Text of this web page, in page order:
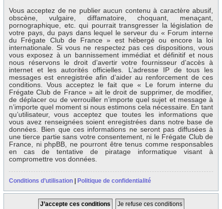
Vous acceptez de ne publier aucun contenu à caractère abusif,
obscène, vulgaire, diffamatoire, choquant, menaçant,
pornographique, etc. qui pourrait transgresser la législation de
votre pays, du pays dans lequel le serveur du « Forum interne
du Frégate Club de France » est hébergé ou encore la loi
internationale. Si vous ne respectez pas ces dispositions, vous
vous exposez à un bannissement immédiat et définitif et nous
nous réservons le droit d’avertir votre fournisseur d’accès à
internet et les autorités officielles. L’adresse IP de tous les
messages est enregistrée afin d’aider au renforcement de ces
conditions. Vous acceptez le fait que « Le forum interne du
Frégate Club de France » ait le droit de supprimer, de modifier,
de déplacer ou de verrouiller n’importe quel sujet et message à
n’importe quel moment si nous estimons cela nécessaire. En tant
qu’utilisateur, vous acceptez que toutes les informations que
vous avez renseignées soient enregistrées dans notre base de
données. Bien que ces informations ne seront pas diffusées à
une tierce partie sans votre consentement, ni le Frégate Club de
France, ni phpBB, ne pourront être tenus comme responsables
en cas de tentative de piratage informatique visant à
compromettre vos données.
Conditions d’utilisation Politique de confidentialité